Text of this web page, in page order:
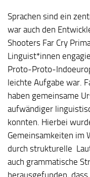
Sprachen sind ein
war auch den
Shooters Far Cry
Linguist*innen
Proto-Proto-
leichte Aufgabe war.
haben gemeinsame
aufwändiger
konnten. Hierbei
Gemeinsamkeiten im
durch strukturelle
auch grammatische
herausgefunden,